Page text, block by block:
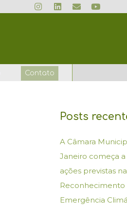
I
n
m
L
i
E
n
Y
o
Contato
Posts
A Câmara
Janeiro começa
ações previstas
Reconhecimento
Emergência